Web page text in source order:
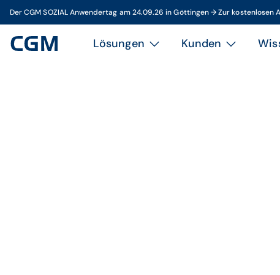
Der CGM SOZIAL Anwendertag am 24.09.26 in Göttingen → Zur kostenlosen
Lösungen Kunden